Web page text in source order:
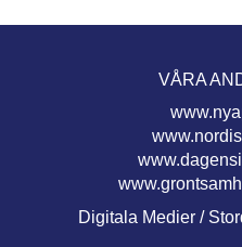
VÅRA
Digitala Medier /